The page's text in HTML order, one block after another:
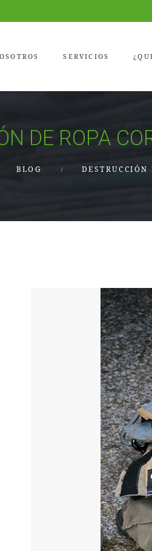
SERVICIOS
DE ROPA
BLOG